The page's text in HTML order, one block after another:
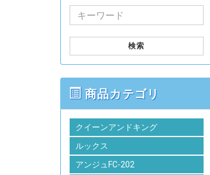
検索
商品カテゴリ
クイーンアンドキング
ルックス
アンジュFC-202